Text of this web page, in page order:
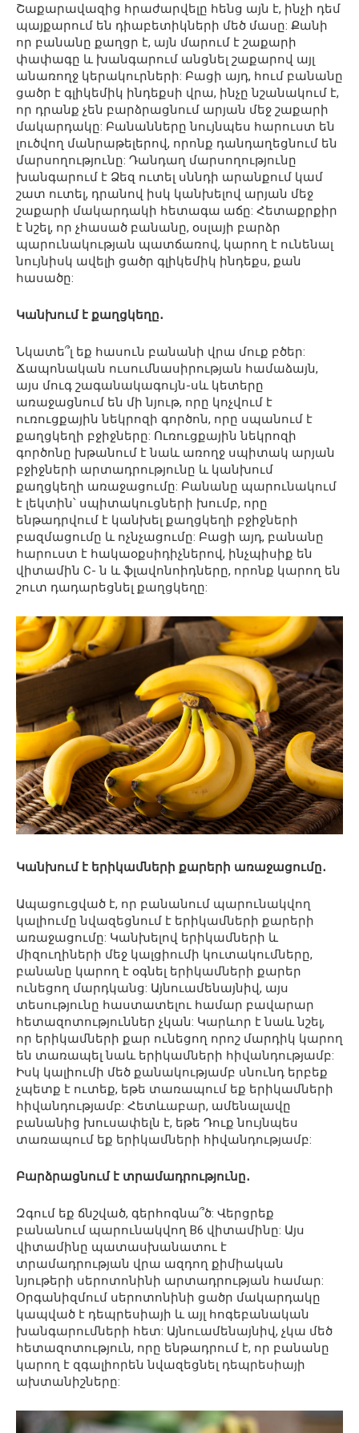
Շաքարավազից հրաժարվելը հենց այն է, ինչի դեմ
պայքարում են դիաբետիկների մեծ մասը: Քանի
որ բանանը քաղցր է, այն մարում է շաքարի
փափագը և խանգարում անցնել շաքարով այլ
անառողջ կերակուրների: Բացի այդ, հում բանանը
ցածր է գլիկեմիկ ինդեքսի վրա, ինչը նշանակում է,
որ դրանք չեն բարձրացնում արյան մեջ շաքարի
մակարդակը: Բանանները նույնպես հարուստ են
լուծվող մանրաթելերով, որոնք դանդաղեցնում են
մարսողությունը: Դանդաղ մարսողությունը
խանգարում է Ձեզ ուտել սննդի արանքում կամ
շատ ուտել, դրանով իսկ կանխելով արյան մեջ
շաքարի մակարդակի հետագա աճը: Հետաքրքիր
է նշել, որ չհասած բանանը, օսլայի բարձր
պարունակության պատճառով, կարող է ունենալ
նույնիսկ ավելի ցածր գլիկեմիկ ինդեքս, քան
հասածը:
Կանխում է քաղցկեղը․
Նկատե՞լ եք հասուն բանանի վրա մուք բծեր:
Ճապոնական ուսումնասիրության համաձայն,
այս մուգ շագանակագույն-սև կետերը
առաջացնում են մի նյութ, որը կոչվում է
ուռուցքային նեկրոզի գործոն, որը սպանում է
քաղցկեղի բջիջները: Ուռուցքային նեկրոզի
գործոնը խթանում է նաև առողջ սպիտակ արյան
բջիջների արտադրությունը և կանխում
քաղցկեղի առաջացումը: Բանանը պարունակում
է լեկտին՝ սպիտակուցների խումբ, որը
ենթադրվում է կանխել քաղցկեղի բջիջների
բազմացումը և ոչնչացումը: Բացի այդ, բանանը
հարուստ է հակաօքսիդիչներով, ինչպիսիք են
վիտամին C- ն և ֆլավոնոիդները, որոնք կարող են
շուտ դադարեցնել քաղցկեղը:
Կանխում է երիկամների քարերի առաջացումը․
Ապացուցված է, որ բանանում պարունակվող
կալիումը նվազեցնում է երիկամների քարերի
առաջացումը: Կանխելով երիկամների և
միզուղիների մեջ կալցիումի կուտակումները,
բանանը կարող է օգնել երիկամների քարեր
ունեցող մարդկանց: Այնուամենայնիվ, այս
տեսությունը հաստատելու համար բավարար
հետազոտություններ չկան: Կարևոր է նաև նշել,
որ երիկամների քար ունեցող որոշ մարդիկ կարող
են տառապել նաև երիկամների հիվանդությամբ:
Իսկ կալիումի մեծ քանակությամբ սնունդ երբեք
չպետք է ուտեք, եթե տառապում եք երիկամների
հիվանդությամբ: Հետևաբար, ամենալավը
բանանից խուսափելն է, եթե Դուք նույնպես
տառապում եք երիկամների հիվանդությամբ:
Բարձրացնում է տրամադրությունը․
Զգում եք ճնշված, գերհոգնա՞ծ: Վերցրեք
բանանում պարունակվող B6 վիտամինը: Այս
վիտամինը պատասխանատու է
տրամադրության վրա ազդող քիմիական
նյութերի սերոտոնինի արտադրության համար:
Օրգանիզմում սերոտոնինի ցածր մակարդակը
կապված է դեպրեսիայի և այլ հոգեբանական
խանգարումների հետ: Այնուամենայնիվ, չկա մեծ
հետազոտություն, որը ենթադրում է, որ բանանը
կարող է զգալիորեն նվազեցնել դեպրեսիայի
ախտանիշները: